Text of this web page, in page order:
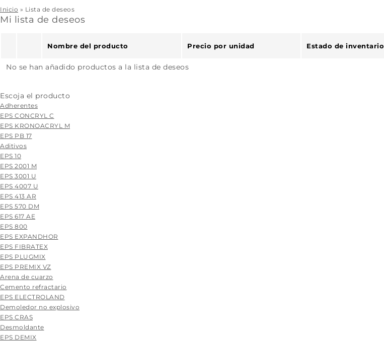
Inicio » Lista de deseos
Mi lista de deseos
Nombre del producto Precio por unidad Estado de inventario
No se han añadido productos a la lista de deseos
Escoja el producto
Adherentes
EPS CONCRYL C
EPS KRONOACRYL M
EPS PB 17
Aditivos
EPS 10
EPS 2001 M
EPS 3001 U
EPS 4007 U
EPS 413 AR
EPS 570 DM
EPS 617 AE
EPS 800
EPS EXPANDHOR
EPS FIBRATEX
EPS PLUGMIX
EPS PREMIX VZ
Arena de cuarzo
Cemento refractario
EPS ELECTROLAND
Demoledor no explosivo
EPS CRAS
Desmoldante
EPS DEMIX